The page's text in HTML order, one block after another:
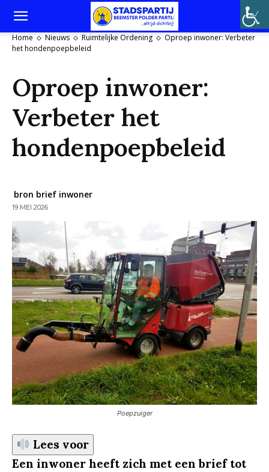
Home Nieuws Ruimtelijke Ordening
Oproep inwoner: Verbeter
het hondenpoepbeleid
Oproep inwoner:
Verbeter het
hondenpoepbeleid
bron brief inwoner
19 MEI 2026
Poepzuiger
Lees voor
Een inwoner heeft zich met een brief tot